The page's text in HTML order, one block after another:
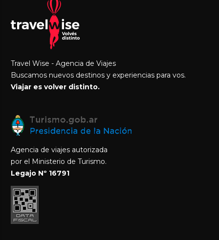
Travel Wise - Agencia de Viajes
Buscamos nuevos destinos y experiencias para vos.
Viajar es volver distinto.
Agencia de viajes autorizada
por el Ministerio de Turismo.
Legajo Nº 16791